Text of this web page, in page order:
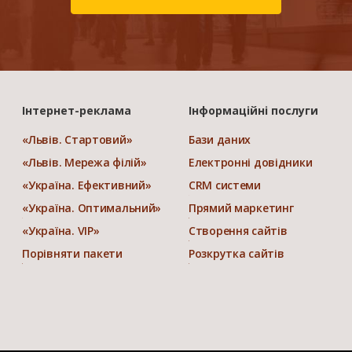
Інтернет-реклама
«Львів. Стартовий»
«Львів. Мережа філій»
«Україна. Ефективний»
«Україна. Оптимальний»
«Україна. VIP»
Порівняти пакети
Інформаційні послуги
Бази даних
Електронні довідники
CRM системи
Прямий маркетинг
Створення сайтів
Розкрутка сайтів